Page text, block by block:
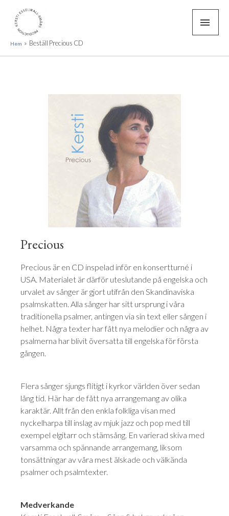
Hem Beställ Precious CD
Precious
Precious är en CD inspelad inför en konsertturné i
USA. Materialet är därför uteslutande på engelska och
urvalet av sånger är gjort utifrån den Skandinaviska
psalmskatten. Alla sånger har sitt ursprung i våra
traditionella psalmer, antingen via sin text eller sången i
helhet. Några texter har fått nya melodier och några av
psalmerna har blivit översatta till engelska för första
gången.
Flera sånger sjungs flitigt i kyrkor världen över sedan
lång tid. Här har de fått nya arrangemang av olika
karaktär. Allt från den enkla folkliga visan med
nyckelharpa till inslag av mjuk jazz och pop med till
exempel elgitarr och stämsång. En varierad skiva med
varsamma och spännande arrangemang, liksom
tonsättningar av våra mest älskade och välkända
psalmer och psalmtexter.
Medverkande